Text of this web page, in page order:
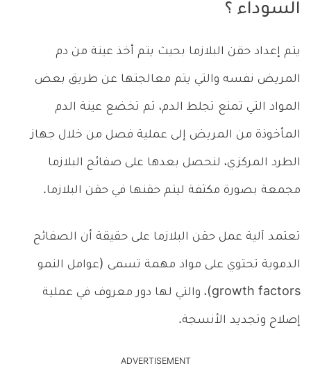
السوداء ؟
يتم إعداد حقن البلازما بحيث يتم أخذ عينة من دم
المريض نفسه والتي يتم معالجتها عن طريق بعض
المواد التي تمنع تجلط الدم، ثم تخضع عينة الدم
المأخوذة من المريض إلى عملية فصل من خلال جهاز
الطرد المركزي، لنحصل بعدها على صفائح البلازما
مجمعة بصورة مكثفة ليتم حقنها في حقن البلازما.
تعتمد آلية عمل حقن البلازما على حقيقة أن الصفائح
الدموية تحتوي على مواد مهمة تسمى (عوامل النمو
growth factors)، والتي لها دور معروف في عملية
إصلاح وتجديد الأنسجة.
ADVERTISEMENT